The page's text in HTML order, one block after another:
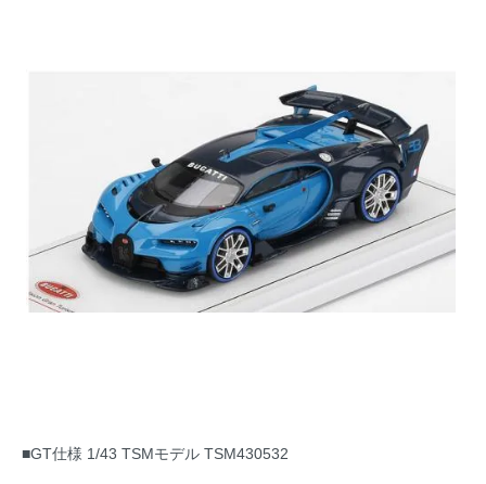
■GT仕様 1/43 TSMモデル TSM430532